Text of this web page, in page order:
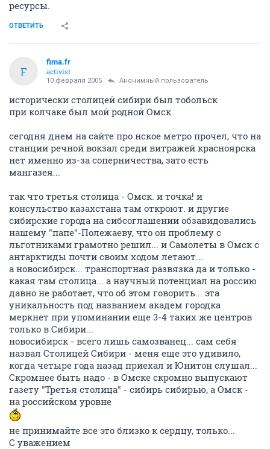
пускай. Нам то что? Давно известно почему в любом
"славен" не углем и нефтью, не аллюминием и
туризмом, не золотом и молибденом.. а
мозгами. А как показывает история, столица не там
где природные предпосылки, а там где человеческие
ОТВЕТИТЬ
F
fima.fr
10 февраля 2005 Анонимный пользователь
при колчаке был мой родной Омск
сегодня днем на сайте про нское метро прочел, что на
станции речной вокзал среди витражей красноярска
нет именно из-за соперничества, зато есть
мангазея...
так что третья столица - Омск. и точка! и
консульство казахстана там откроют. и другие
сибирские города на сибсоглашении обзавидовались
нашему "папе"-Полежаеву, что он проблему с
льготниками грамотно решил... и Самолеты в Омск с
антарктиды почти своим ходом летают...
а новосибирск... транспортная развязка да и только -
какая там столица... а научный потенциал на россию
давно не работает, что об этом говорить... эта
уникальность под названием академ городка
меркнет при упоминании еще 3-4 таких же центров
только в Сибири...
новосибирск - всего лишь самозванец... сам себя
назвал Столицей Сибири - меня еще это удивило,